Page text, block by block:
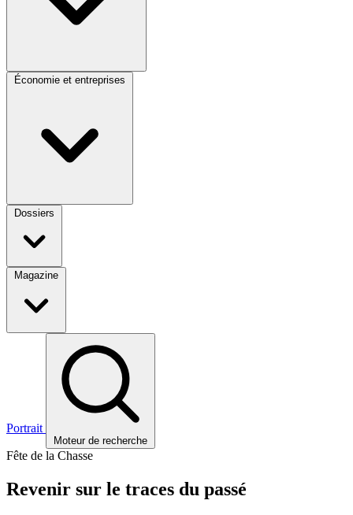
Économie et entreprises
Dossiers
Magazine
Portrait
Moteur de recherche
Fête de la Chasse
Revenir sur le traces du passé